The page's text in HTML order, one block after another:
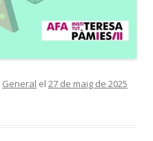
General el 27 de maig de 2025